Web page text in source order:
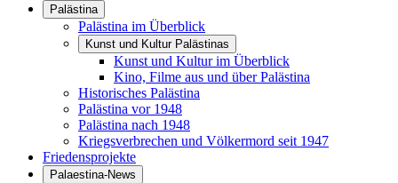
Palästina
Palästina im Überblick
Kunst und Kultur Palästinas
Kunst und Kultur im Überblick
Kino, Filme aus und über Palästina
Historisches Palästina
Palästina vor 1948
Palästina nach 1948
Kriegsverbrechen und Völkermord seit 1947
Friedensprojekte
Palaestina-News